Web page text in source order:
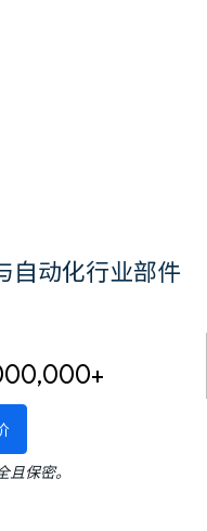
自动化行业部件
保密。